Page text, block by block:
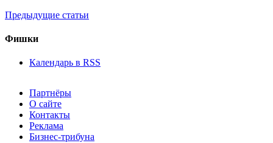
Предыдущие статьи
Фишки
Календарь в RSS
Партнёры
О сайте
Контакты
Реклама
Бизнес-трибуна